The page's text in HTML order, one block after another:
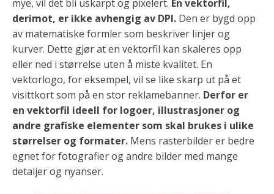
mye, vil det bli uskarpt og pixelert. En vektorfil,
derimot, er ikke avhengig av DPI. Den er bygd opp
av matematiske formler som beskriver linjer og
kurver. Dette gjør at en vektorfil kan skaleres opp
eller ned i størrelse uten å miste kvalitet. En
vektorlogo, for eksempel, vil se like skarp ut på et
visittkort som på en stor reklamebanner. Derfor er
en vektorfil ideell for logoer, illustrasjoner og
andre grafiske elementer som skal brukes i ulike
størrelser og formater. Mens rasterbilder er bedre
egnet for fotografier og andre bilder med mange
detaljer og nyanser.